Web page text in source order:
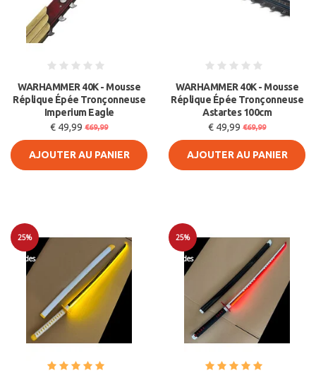
WARHAMMER 40K - Mousse
Réplique Épée Tronçonneuse
Imperium Eagle
€ 49,99 €69,99
AJOUTER AU PANIER
WARHAMMER 40K - Mousse
Réplique Épée Tronçonneuse
Astartes 100cm
€ 49,99 €69,99
AJOUTER AU PANIER
25%
Soldes
25%
Soldes